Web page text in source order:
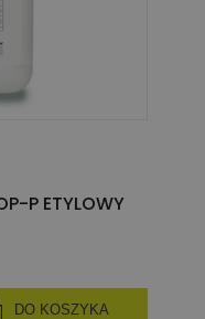
P ETYLOWY
DO KOSZYKA